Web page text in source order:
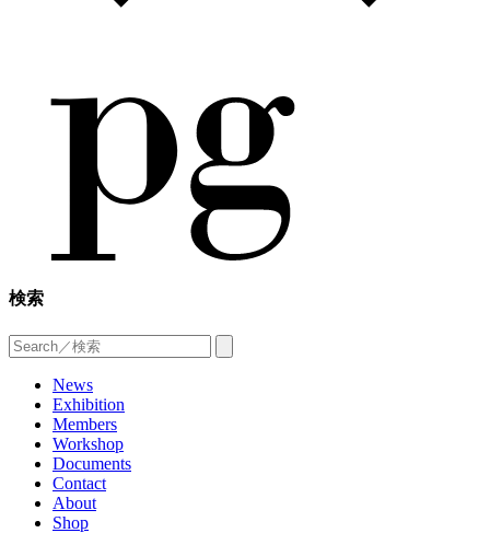
検索
News
Exhibition
Members
Workshop
Documents
Contact
About
Shop